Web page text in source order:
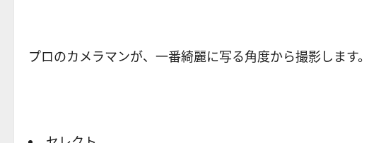
プロのカメラマンが、一番綺麗に写る角度から撮影します。